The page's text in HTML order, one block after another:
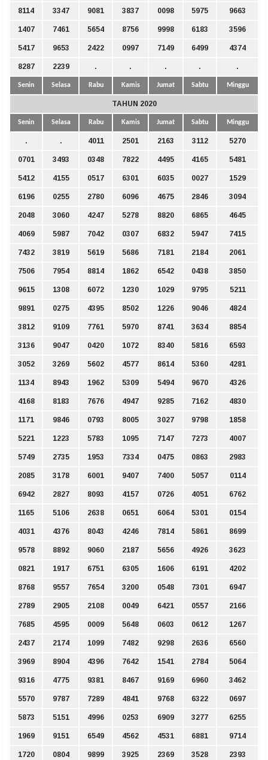
8114 3347 9081 3837 0098 5975 9663
1407 7461 5654 8756 9998 6183 3596
5417 9653 2422 0997 7149 6499 4374
8287 2239 . . . . .
Senin Selasa Rabu Kamis Jumat Sabtu Minggu
TAHUN 2020
Senin Selasa Rabu Kamis Jumat Sabtu Minggu
. . 4011 2501 2163 3112 5270
0701 3493 0348 7822 4495 4165 5481
5412 4155 0517 6301 6035 0027 1529
6196 0255 2780 6096 4675 2846 3094
2048 3060 4247 5278 8820 6865 4645
4069 5987 7042 0307 6832 5947 7415
7432 3819 5619 5686 7181 2184 2061
7506 7954 8814 1862 6542 0438 3850
9615 1308 6072 1230 1029 9795 5211
9891 0275 4395 8502 1226 9046 4824
3812 9109 7761 5970 8741 3634 8854
3136 9047 0420 1072 8340 5816 6593
3052 3269 5602 4577 8614 5360 4281
1134 8943 1962 5309 5494 9670 4326
4168 8183 7676 4947 9285 7162 4830
1171 9846 0793 8005 3027 9798 1858
5221 1223 5783 1095 7147 7273 4007
5749 2735 1953 7334 0475 0863 2983
2085 3178 6001 9407 7400 5057 0114
6942 2827 8093 4157 0726 4051 6762
1165 5106 2638 0651 6064 5301 0154
4031 4376 8043 4246 7814 5861 8699
9578 8892 9060 2187 5656 4926 3623
0821 1917 6751 6305 1606 6191 4202
8768 9557 7654 3200 0548 7301 6947
2789 2905 2108 0049 6421 0557 2166
7685 4595 0009 5648 0603 0612 1267
2437 2174 1099 7482 9298 2636 6560
3969 8904 4396 7642 1541 2784 5064
9316 4775 9381 8467 9169 6960 3462
5570 9787 7289 4841 9768 6322 0697
5873 5151 4996 0253 6909 3277 6255
1969 9151 6549 4562 4531 6881 9714
1720 0804 9899 3925 2369 3528 2393